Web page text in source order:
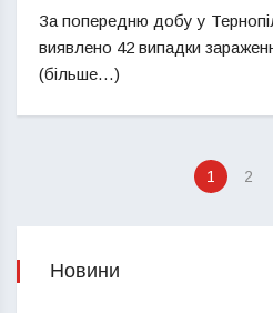
За попередню добу у
виявлено 42 випадки
(більше…)
1 2
Новини